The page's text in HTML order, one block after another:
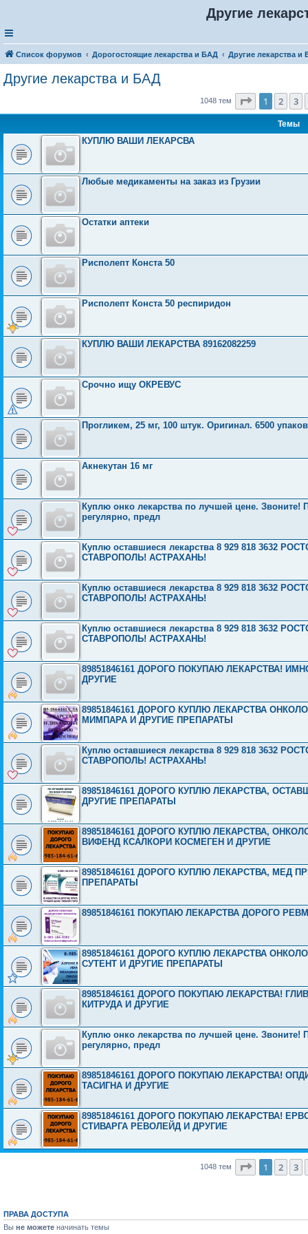
Другие
Список форумов Дорогостоящие лекарства и БАД Другие лекарства и
Другие лекарства и БАД
1048 тем Страница
1 2 3
Темы
КУПЛЮ ВАШИ ЛЕКАРСВА
Любые медикаменты на заказ из Грузии
Остатки аптеки
Рисполепт Конста 50
Рисполепт Конста 50 респиридон
КУПЛЮ ВАШИ ЛЕКАРСТВА 89162082259
Срочно ищу ОКРЕВУС
Прогликем, 25 мг, 100 штук. Оригинал. 6500
Акнекутан 16 мг
Куплю онко лекарства по лучшей цене. Звоните!
регулярно, предл
Куплю оставшиеся лекарства 8 929 818 3632
СТАВРОПОЛЬ! АСТРАХАНЬ!
Куплю оставшиеся лекарства 8 929 818 3632
СТАВРОПОЛЬ! АСТРАХАНЬ!
Куплю оставшиеся лекарства 8 929 818 3632
СТАВРОПОЛЬ! АСТРАХАНЬ!
89851846161 ДОРОГО ПОКУПАЮ ЛЕКАРСТВА!
ДРУГИЕ
89851846161 ДОРОГО КУПЛЮ ЛЕКАРСТВА
МИМПАРА И ДРУГИЕ ПРЕПАРАТЫ
Куплю оставшиеся лекарства 8 929 818 3632
СТАВРОПОЛЬ! АСТРАХАНЬ!
89851846161 ДОРОГО КУПЛЮ ЛЕКАРСТВА,
ДРУГИЕ ПРЕПАРАТЫ
89851846161 ДОРОГО КУПЛЮ ЛЕКАРСТВА,
ВИФЕНД КСАЛКОРИ КОСМЕГЕН И ДРУГИЕ
89851846161 ДОРОГО КУПЛЮ ЛЕКАРСТВА, МЕД
ПРЕПАРАТЫ
89851846161 ПОКУПАЮ ЛЕКАРСТВА ДОРОГО
89851846161 ДОРОГО КУПЛЮ ЛЕКАРСТВА
СУТЕНТ И ДРУГИЕ ПРЕПАРАТЫ
89851846161 ДОРОГО ПОКУПАЮ ЛЕКАРСТВА!
КИТРУДА И ДРУГИЕ
Куплю онко лекарства по лучшей цене. Звоните!
регулярно, предл
89851846161 ДОРОГО ПОКУПАЮ ЛЕКАРСТВА!
ТАСИГНА И ДРУГИЕ
89851846161 ДОРОГО ПОКУПАЮ ЛЕКАРСТВА!
СТИВАРГА РЕВОЛЕЙД И ДРУГИЕ
1048 тем Страница
1 2 3
ПРАВА ДОСТУПА
Вы не можете начинать темы